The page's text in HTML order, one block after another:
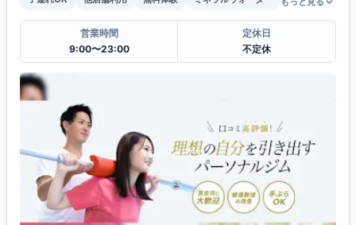
営業時間
9:00〜23:00
定休日
不定休